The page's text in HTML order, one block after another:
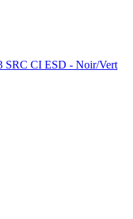
SRC CI ESD - Noir/Vert